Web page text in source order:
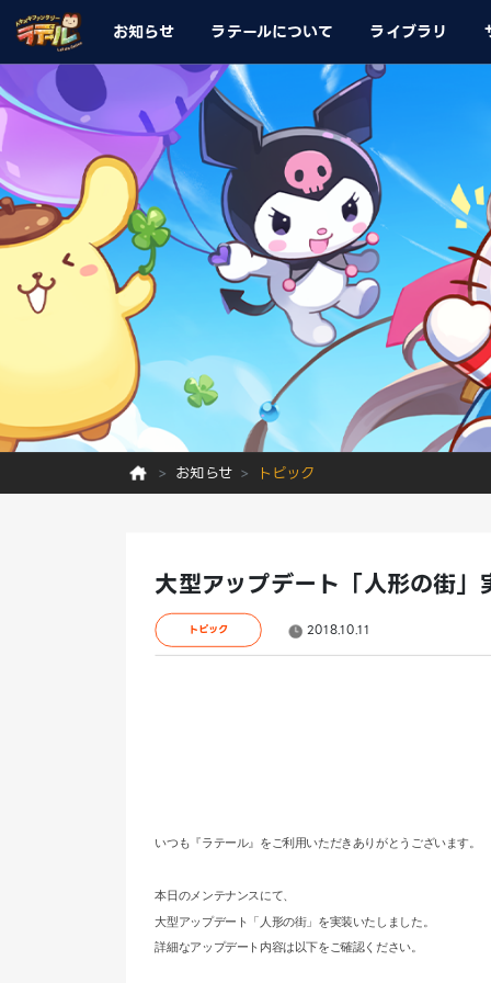
お知らせ ラテールについて ライブラリ
お知らせ トピック
大型アップデート「人形の街」
トピック 2018.10.11
いつも『ラテール』をご利用いただきありがとうございます。
本日のメンテナンスにて、
大型アップデート「人形の街」を実装いたしました。
詳細なアップデート内容は以下をご確認ください。